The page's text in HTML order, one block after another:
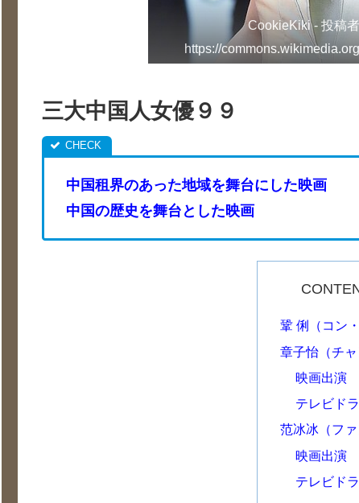
CookieKiki - 投稿
https://
三大中国人女優９９
中国租界のあった地域を舞台にした映画
中国の歴史を舞台とした映画
鞏 俐（コン・
章子怡（チャ
映画出演
テレビド
范冰冰（ファ
映画出演
テレビド